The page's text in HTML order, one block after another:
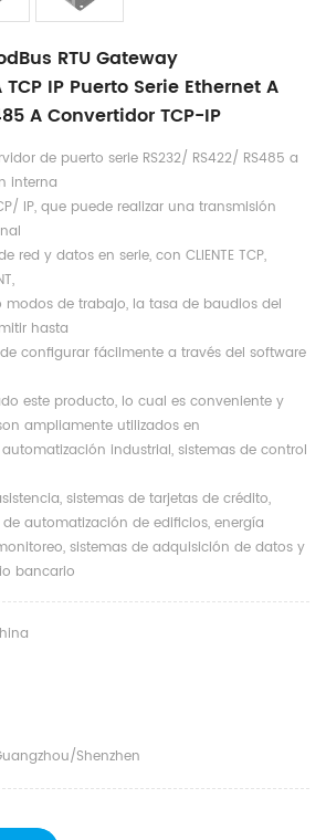
RTU Gateway
IP Puerto Serie Ethernet A
A Convertidor TCP-IP
de puerto serie RS232/ RS422/ RS485 a
interna
IP, que puede realizar una transmisión
red y datos en serie, con CLIENTE TCP,
modos de trabajo, la tasa de baudios del
hasta
configurar fácilmente a través del software
este producto, lo cual es conveniente y
ampliamente utilizados en
industrial, sistemas de control
sistemas de tarjetas de crédito,
de automatización de edificios, energía
sistemas de adquisición de datos y
bancario
shenzhen